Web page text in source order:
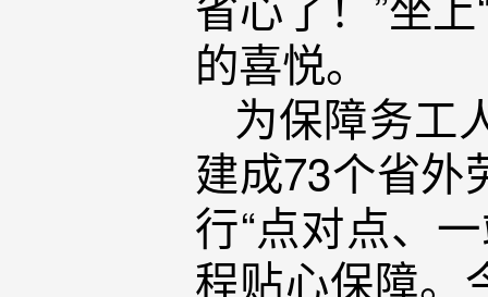
的喜悦。
为保障务工
建成73个省外
行“点对点、
程贴心保障。